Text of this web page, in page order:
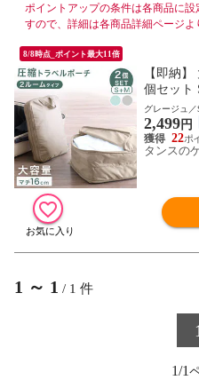
ポイントアップの条件は各商品に
すので、詳細は各商品詳細ページよ
8/8時点_ポイント最大11倍
【即納
個セット
付 防水
軽量 衣
グ 出張
グレージュ／
2,499円
22
タンスの
1 ～ 1 / 1 件
1
1/1